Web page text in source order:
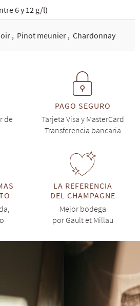
6 y 12 g/l)
, Pinot meunier , Chardonnay
de
PAGO SEGURO
Tarjeta Visa y MasterCard
Transferencia bancaria
LA REFERENCIA
DEL CHAMPAGNE
Mejor bodega
por Gault et Millau